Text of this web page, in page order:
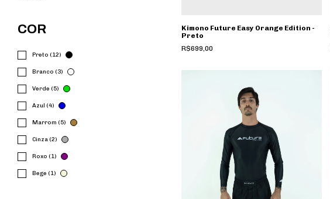
COR
Preto (12)
Branco (3)
Verde (5)
Azul (4)
Marrom (5)
Cinza (2)
Roxo (1)
Bege (1)
Kimono Future Easy Orange Edition -
Preto
R$699,00